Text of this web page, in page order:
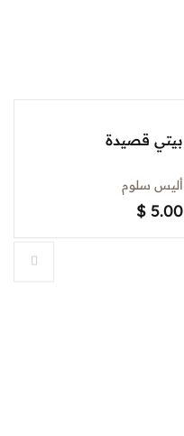
بيتي قصيدة
أليس سلوم
$ 5.00